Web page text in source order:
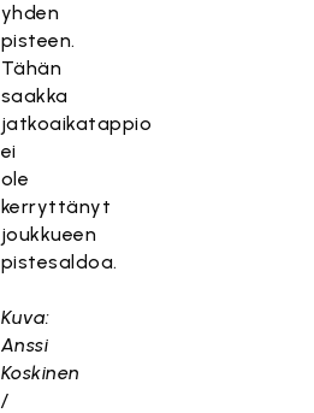
yhden
pisteen.
Tähän
saakka
jatkoaikatappio
ei
ole
kerryttänyt
joukkueen
pistesaldoa.
Kuva:
Anssi
Koskinen
/